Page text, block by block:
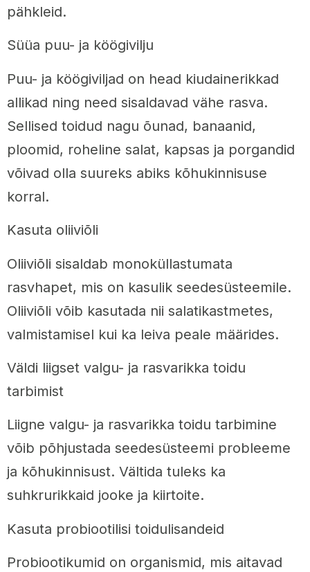
pähkleid.
Süüa puu- ja köögivilju
Puu- ja köögiviljad on head kiudainerikkad
allikad ning need sisaldavad vähe rasva.
Sellised toidud nagu õunad, banaanid,
ploomid, roheline salat, kapsas ja porgandid
võivad olla suureks abiks kõhukinnisuse
korral.
Kasuta oliiviõli
Oliiviõli sisaldab monoküllastumata
rasvhapet, mis on kasulik seedesüsteemile.
Oliiviõli võib kasutada nii salatikastmetes,
valmistamisel kui ka leiva peale määrides.
Väldi liigset valgu- ja rasvarikka toidu
tarbimist
Liigne valgu- ja rasvarikka toidu tarbimine
võib põhjustada seedesüsteemi probleeme
ja kõhukinnisust. Vältida tuleks ka
suhkrurikkaid jooke ja kiirtoite.
Kasuta probiootilisi toidulisandeid
Probiootikumid on organismid, mis aitavad